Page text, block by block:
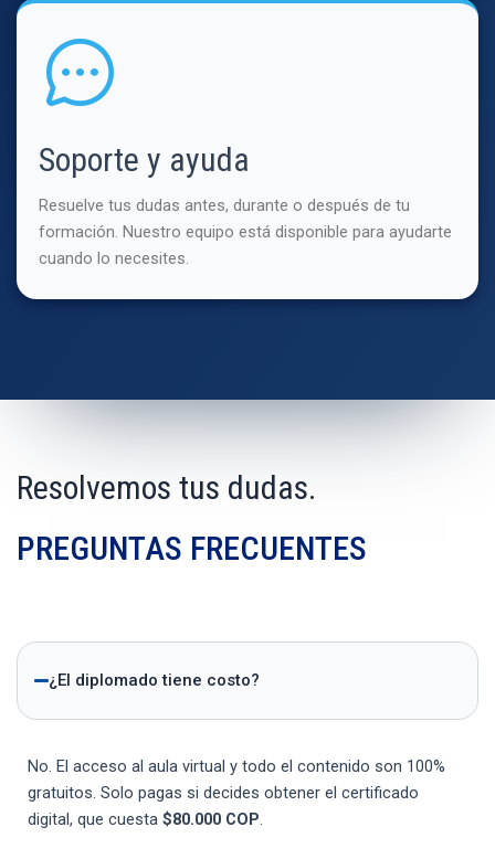
Soporte y ayuda
Resuelve tus dudas antes, durante o después de tu
formación. Nuestro equipo está disponible para ayudarte
cuando lo necesites.
Resolvemos tus dudas.
PREGUNTAS FRECUENTES
¿El diplomado tiene costo?
No. El acceso al aula virtual y todo el contenido son 100%
gratuitos. Solo pagas si decides obtener el certificado
digital, que cuesta $80.000 COP